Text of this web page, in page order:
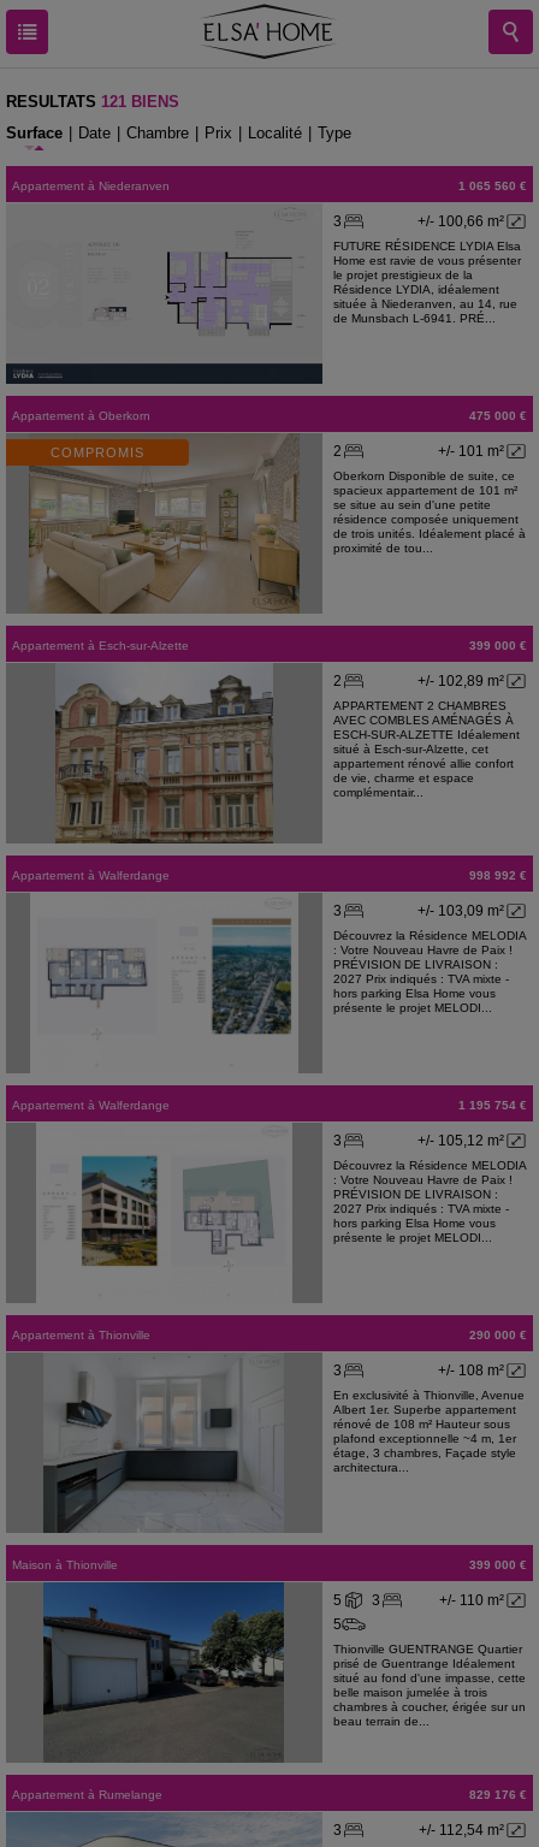
RESULTATS 121 BIENS
Surface
Date Chambre Prix Localité Type
Appartement à Niederanven 1 065 560 €
+/- 100,66 m²
3
FUTURE RÉSIDENCE LYDIA Elsa
Home est ravie de vous présenter
le projet prestigieux de la
Résidence LYDIA, idéalement
située à Niederanven, au 14, rue
de Munsbach L-6941. PRÉ...
Appartement à Oberkorn 475 000 €
COMPROMIS +/- 101 m²
2
Oberkorn Disponible de suite, ce
spacieux appartement de 101 m²
se situe au sein d'une petite
résidence composée uniquement
de trois unités. Idéalement placé à
proximité de tou...
Appartement à Esch-sur-Alzette 399 000 €
+/- 102,89 m²
2
APPARTEMENT 2 CHAMBRES
AVEC COMBLES AMÉNAGÉS À
ESCH-SUR-ALZETTE Idéalement
situé à Esch-sur-Alzette, cet
appartement rénové allie confort
de vie, charme et espace
complémentair...
Appartement à Walferdange 998 992 €
+/- 103,09 m²
3
Découvrez la Résidence MELODIA
: Votre Nouveau Havre de Paix !
PRÉVISION DE LIVRAISON :
2027 Prix indiqués : TVA mixte -
hors parking Elsa Home vous
présente le projet MELODI...
Appartement à Walferdange 1 195 754 €
+/- 105,12 m²
3
Découvrez la Résidence MELODIA
: Votre Nouveau Havre de Paix !
PRÉVISION DE LIVRAISON :
2027 Prix indiqués : TVA mixte -
hors parking Elsa Home vous
présente le projet MELODI...
Appartement à Thionville 290 000 €
+/- 108 m²
3
En exclusivité à Thionville, Avenue
Albert 1er. Superbe appartement
rénové de 108 m² Hauteur sous
plafond exceptionnelle ~4 m, 1er
étage, 3 chambres, Façade style
architectura...
Maison à Thionville 399 000 €
+/- 110 m²
5
3
5
Thionville GUENTRANGE Quartier
prisé de Guentrange Idéalement
situé au fond d'une impasse, cette
belle maison jumelée à trois
chambres à coucher, érigée sur un
beau terrain de...
Appartement à Rumelange 829 176 €
+/- 112,54 m²
3